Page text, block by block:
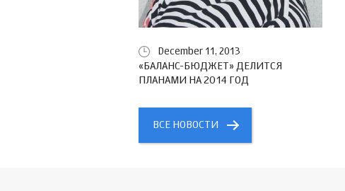
December 11, 2013
«БАЛАНС-БЮДЖЕТ» ДЕЛИТСЯ
ПЛАНАМИ НА 2014 ГОД
ВСЕ НОВОСТИ